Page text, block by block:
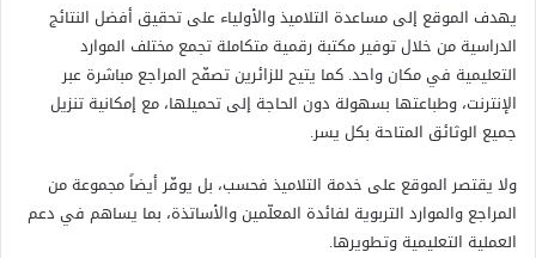
يهدف الموقع إلى مساعدة التلاميذ والأولياء على تحقيق أفضل النتائج
الدراسية من خلال توفير مكتبة رقمية متكاملة تجمع مختلف الموارد
التعليمية في مكان واحد. كما يتيح للزائرين تصفّح المراجع مباشرة عبر
الإنترنت، وطباعتها بسهولة دون الحاجة إلى تحميلها، مع إمكانية تنزيل
جميع الوثائق المتاحة بكل يسر.
ولا يقتصر الموقع على خدمة التلاميذ فحسب، بل يوفّر أيضاً مجموعة من
المراجع والموارد التربوية لفائدة المعلّمين والأساتذة، بما يساهم في دعم
العملية التعليمية وتطويرها.